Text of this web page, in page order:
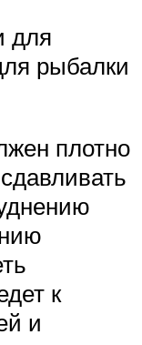
для
рыбалки
плотно
к
и